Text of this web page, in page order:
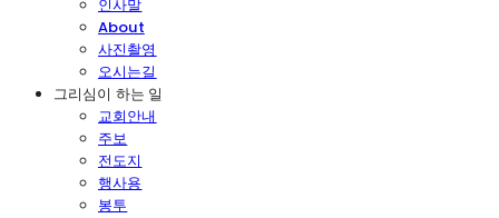
인사말
About
사진촬영
오시는길
그리심이 하는 일
교회안내
주보
전도지
행사용
봉투